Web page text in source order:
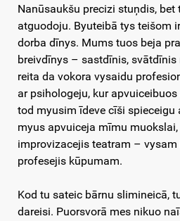
Nanūsaukšu precizi stuņdis, bet
atguodoju. Byuteibā tys teišom
dorba dīnys. Mums tuos beja
breivdīnys – sastdīnis, svātdīnis
reita da vokora vysaidu
ar psihologeju, kur
tod myusim īdeve cīši spieceigu
myus apvuiceja mīmu
improvizacejis teatram –
profesejis kūpumam.
Kod tu sateic bārnu slimineicā,
dareisi. Puorsvorā mes nikuo